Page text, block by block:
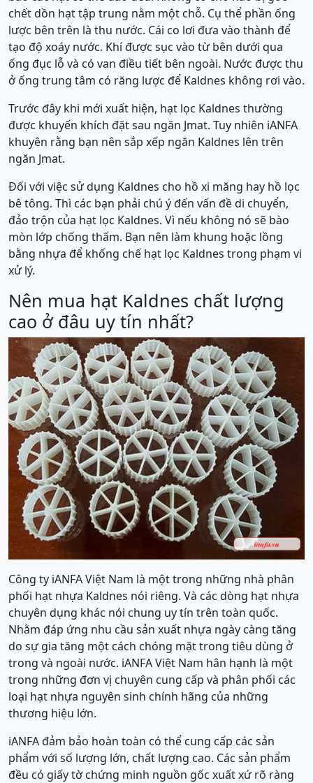
chết dồn hạt tập trung nằm một chỗ. Cụ thể phần ống
lược bên trên là thu nước. Cái co lơi đưa vào thành để
tạo độ xoáy nước. Khí được sục vào từ bên dưới qua
ống đục lỗ và có van điều tiết bên ngoài. Nước được thu
ở ống trung tâm có răng lược để Kaldnes không rơi vào.
Trước đây khi mới xuất hiện, hạt lọc Kaldnes thường
được khuyến khích đặt sau ngăn Jmat. Tuy nhiên iANFA
khuyên rằng bạn nên sắp xếp ngăn Kaldnes lên trên
ngăn Jmat.
Đối với việc sử dụng Kaldnes cho hồ xi măng hay hồ lọc
bê tông. Thì các bạn phải chú ý đến vấn đề di chuyển,
đảo trộn của hạt lọc Kaldnes. Vì nếu không nó sẽ bào
mòn lớp chống thấm. Bạn nên làm khung hoặc lồng
bằng nhựa để khống chế hạt lọc Kaldnes trong phạm vi
xử lý.
Nên mua hạt Kaldnes chất lượng
cao ở đâu uy tín nhất?
Công ty iANFA Việt Nam là một trong những nhà phân
phối hạt nhựa Kaldnes nói riêng. Và các dòng hạt nhựa
chuyên dụng khác nói chung uy tín trên toàn quốc.
Nhằm đáp ứng nhu cầu sản xuất nhựa ngày càng tăng
do sự gia tăng một cách chóng mặt trong tiêu dùng ở
trong và ngoài nước. iANFA Việt Nam hân hạnh là một
trong những đơn vị chuyên cung cấp và phân phối các
loại hạt nhựa nguyên sinh chính hãng của những
thương hiệu lớn.
iANFA đảm bảo hoàn toàn có thể cung cấp các sản
phẩm với số lượng lớn, chất lượng cao. Các sản phẩm
đều có giấy tờ chứng minh nguồn gốc xuất xứ rõ ràng